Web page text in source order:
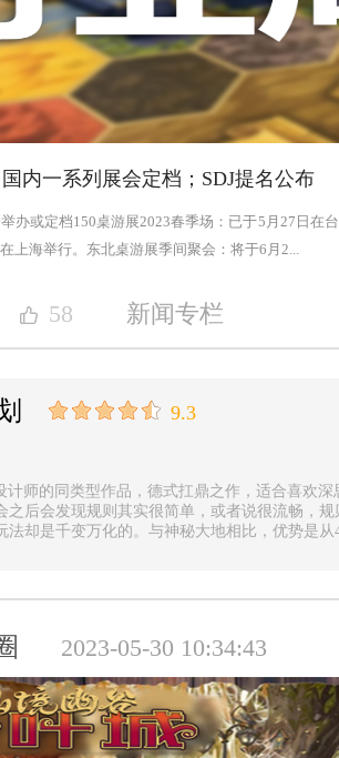
国内一系列展会定档；SDJ提名公布
办或定档150桌游展2023春季场：已于5月27日在
上海举行。东北桌游展季间聚会：将于6月2...
58 新闻专栏
9.3
计师的同类型作品，德式扛鼎之作，适合喜欢
之后会发现规则其实很简单，或者说很流畅，
法却是千变万化的。与神秘大地相比，优势是
2023-05-30 10:34:43